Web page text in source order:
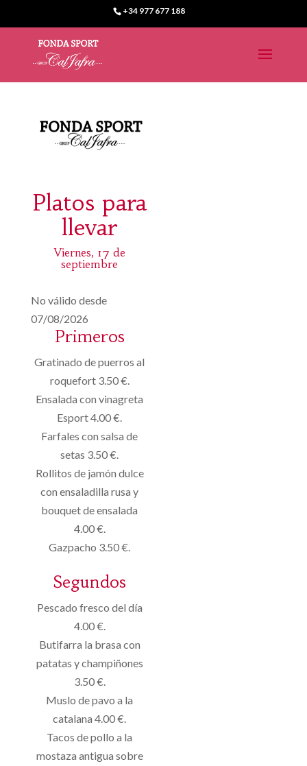
+34 977 677 188
Platos para
llevar
Viernes, 17 de
septiembre
No válido desde
07/08/2026
Primeros
Gratinado de puerros al
roquefort 3.50 €.
Ensalada con vinagreta
Esport 4.00 €.
Farfales con salsa de
setas 3.50 €.
Rollitos de jamón dulce
con ensaladilla rusa y
bouquet de ensalada
4.00 €.
Gazpacho 3.50 €.
Segundos
Pescado fresco del día
4.00 €.
Butifarra la brasa con
patatas y champiñones
3.50 €.
Muslo de pavo a la
catalana 4.00 €.
Tacos de pollo a la
mostaza antigua sobre